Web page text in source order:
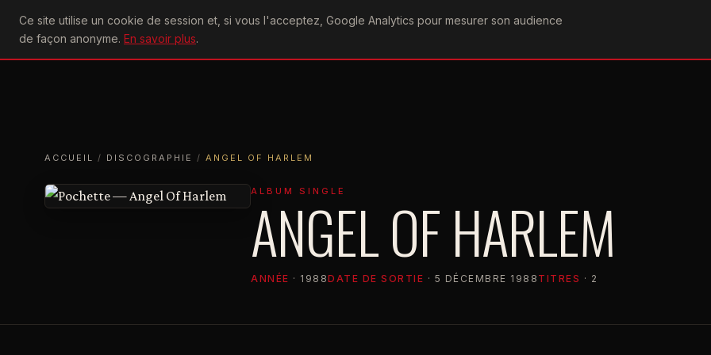
Ce site utilise un cookie de session et, si vous l'acceptez, Google Analytics pour mesurer son audience
de façon anonyme. En savoir plus.
U2achtung
ACCUEIL
ACTU CONCERTS DISCOGRAPHIEPAROLESVIDÉOGRAPHIEFORUMS
ACCUEIL / DISCOGRAPHIE / ANGEL OF HARLEM
ALBUM SINGLE
ANGEL OF HARLEM
ANNÉE · 1988DATE DE SORTIE · 5 DÉCEMBRE 1988 TITRES · 2